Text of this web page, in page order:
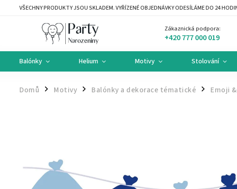
VŠECHNY PRODUKTY JSOU SKLADEM. VYŘÍZENÉ OBJEDNÁVKY ODESÍLÁME DO 24
Zákaznická podpora:
+420 777 000 019
Balónky Helium Motivy Stolování
Domů / Motivy / Balónky a dekorace tématické / Emoji